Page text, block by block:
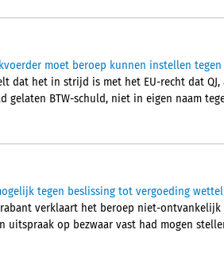
moet beroep kunnen instellen tegen
dat het in strijd is met het EU-recht dat
gelaten BTW-schuld, niet in eigen naam
tegen beslissing tot vergoeding
verklaart het beroep niet-
op bezwaar vast had mogen